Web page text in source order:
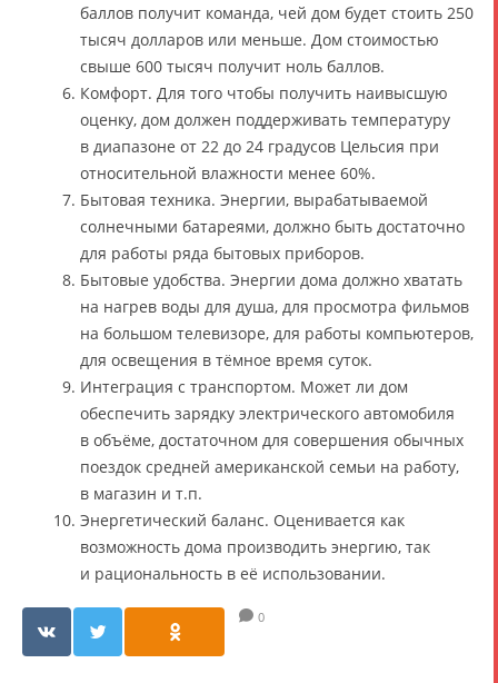
баллов получит команда, чей дом будет стоить 250
тысяч долларов или меньше. Дом стоимостью
свыше 600 тысяч получит ноль баллов.
Комфорт. Для того чтобы получить наивысшую
оценку, дом должен поддерживать температуру
в диапазоне от 22 до 24 градусов Цельсия при
относительной влажности менее 60%.
Бытовая техника. Энергии, вырабатываемой
солнечными батареями, должно быть достаточно
для работы ряда бытовых приборов.
Бытовые удобства. Энергии дома должно хватать
на нагрев воды для душа, для просмотра фильмов
на большом телевизоре, для работы компьютеров,
для освещения в тёмное время суток.
Интеграция с транспортом. Может ли дом
обеспечить зарядку электрического автомобиля
в объёме, достаточном для совершения обычных
поездок средней американской семьи на работу,
в магазин и т.п.
Энергетический баланс. Оценивается как
возможность дома производить энергию, так
и рациональность в её использовании.
0